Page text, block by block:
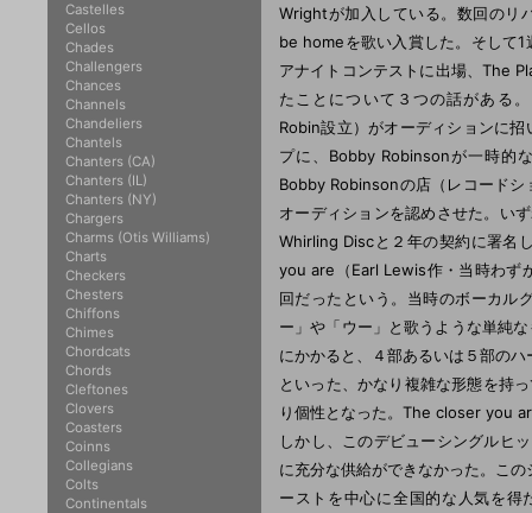
Wrightが加入している。数回のリ
be homeを歌い入賞した。そして
アナイトコンテストに出場、The
たことについて３つの話がある
Robin設立）がオーディションに
プに、Bobby Robinsonが一時的
Bobby Robinsonの店（レコードシ
オーディションを認めさせた。い
Whirling Discと２年の契約に署名
you are（Earl Lewis作・当時わず
回だったという。当時のボーカル
ー」や「ウー」と歌うような単純
にかかると、４部あるいは５部の
といった、かなり複雑な形態を持
り個性となった。The closer you
しかし、このデビューシングルヒ
に充分な供給ができなかった。こ
ーストを中心に全国的な人気を
Castelles
Cellos
Chades
Challengers
Chances
Channels
Chandeliers
Chantels
Chanters (CA)
Chanters (IL)
Chanters (NY)
Chargers
Charms (Otis Williams)
Charts
Checkers
Chesters
Chiffons
Chimes
Chordcats
Chords
Cleftones
Clovers
Coasters
Coinns
Collegians
Colts
Continentals